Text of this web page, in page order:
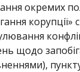
окремих
корупції»
щодо